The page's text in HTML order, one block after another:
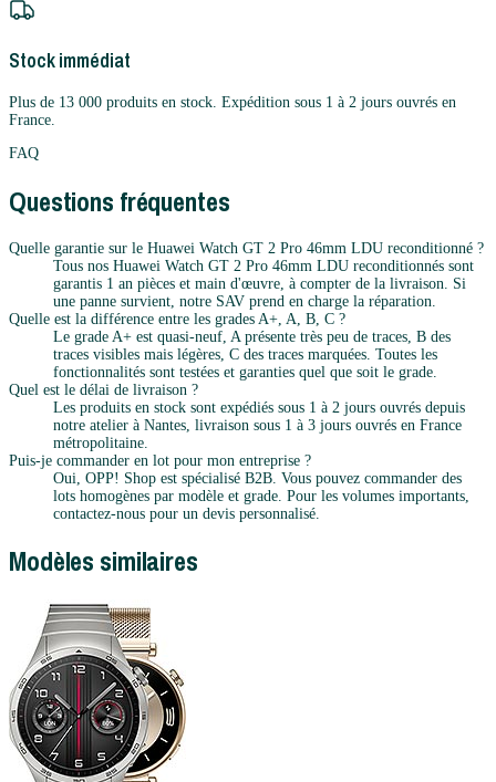
Stock immédiat
Plus de 13 000 produits en stock. Expédition sous 1 à 2 jours ouvrés en
France.
FAQ
Questions fréquentes
Quelle garantie sur le Huawei Watch GT 2 Pro 46mm LDU reconditionné ?
Tous nos Huawei Watch GT 2 Pro 46mm LDU reconditionnés sont
garantis 1 an pièces et main d'œuvre, à compter de la livraison. Si
une panne survient, notre SAV prend en charge la réparation.
Quelle est la différence entre les grades A+, A, B, C ?
Le grade A+ est quasi-neuf, A présente très peu de traces, B des
traces visibles mais légères, C des traces marquées. Toutes les
fonctionnalités sont testées et garanties quel que soit le grade.
Quel est le délai de livraison ?
Les produits en stock sont expédiés sous 1 à 2 jours ouvrés depuis
notre atelier à Nantes, livraison sous 1 à 3 jours ouvrés en France
métropolitaine.
Puis-je commander en lot pour mon entreprise ?
Oui, OPP! Shop est spécialisé B2B. Vous pouvez commander des
lots homogènes par modèle et grade. Pour les volumes importants,
contactez-nous pour un devis personnalisé.
Modèles similaires